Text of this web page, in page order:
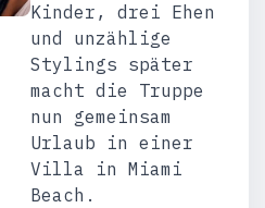
Kinder, drei Ehen
und unzählige
Stylings später
macht die Truppe
nun gemeinsam
Urlaub in einer
Villa in Miami
Beach.